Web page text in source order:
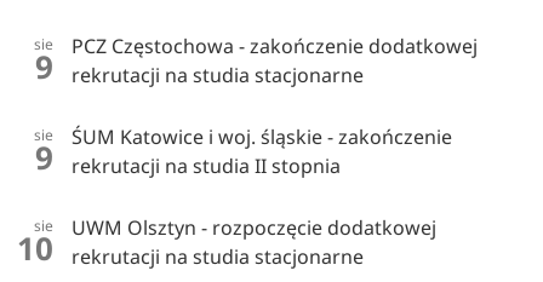
sie
9
PCZ Częstochowa - zakończenie dodatkowej
rekrutacji na studia stacjonarne
sie
9
ŚUM Katowice i woj. śląskie - zakończenie
rekrutacji na studia II stopnia
sie
10
UWM Olsztyn - rozpoczęcie dodatkowej
rekrutacji na studia stacjonarne